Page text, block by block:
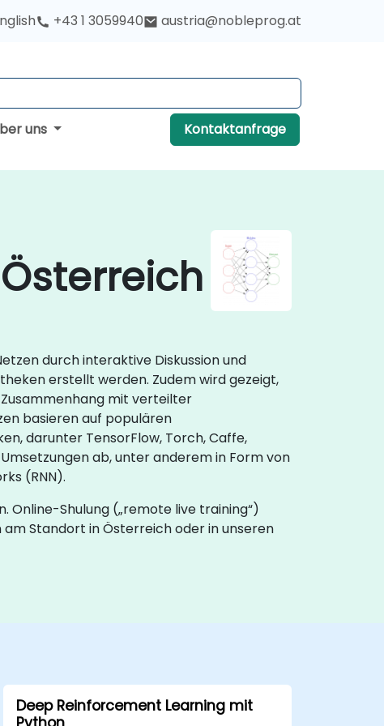
+43 1 3059940 austria@nobleprog.at
uns Kontaktanfrage
durch interaktive Diskussion und
erstellt werden. Zudem wird gezeigt,
mit verteilter
basieren auf populären
darunter TensorFlow, Torch, Caffe,
ab, unter anderem in Form von
(RNN).
Online-Shulung („remote live training“)
Standort in Österreich oder in unseren
Deep Reinforcement Learning mit